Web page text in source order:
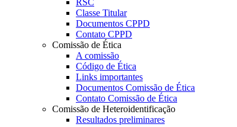
RSC
Classe Titular
Documentos CPPD
Contato CPPD
Comissão de Ética
A comissão
Código de Ética
Links importantes
Documentos Comissão de Ética
Contato Comissão de Ética
Comissão de Heteroidentificação
Resultados preliminares